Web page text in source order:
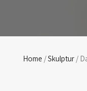
Home /Skulptur/